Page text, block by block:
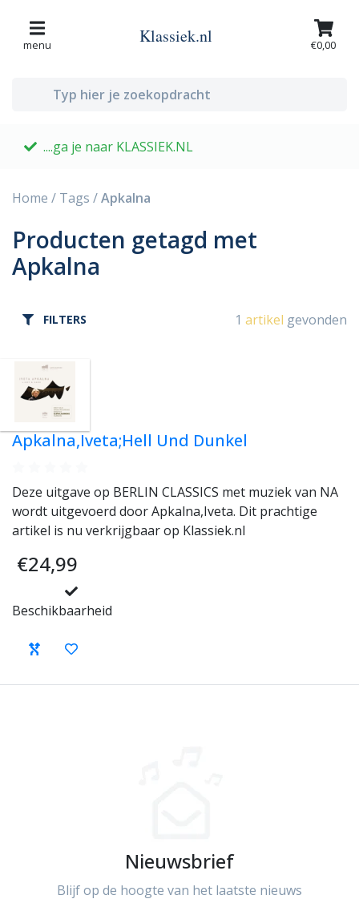
menu Klassiek.nl €0,00
....ga je naar KLASSIEK.NL
Home / Tags /Apkalna
Producten getagd met
Apkalna
FILTERS 1 artikel gevonden
Apkalna,Iveta;Hell Und Dunkel
Deze uitgave op BERLIN CLASSICS met muziek van NA
wordt uitgevoerd door Apkalna,Iveta. Dit prachtige
artikel is nu verkrijgbaar op Klassiek.nl
€24,99
Beschikbaarheid
Nieuwsbrief
Blijf op de hoogte van het laatste nieuws